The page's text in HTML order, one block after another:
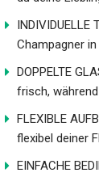
Champagner
DOPPELTE
frisch,
FLEXIBLE
flexibel deiner
EINFACHE